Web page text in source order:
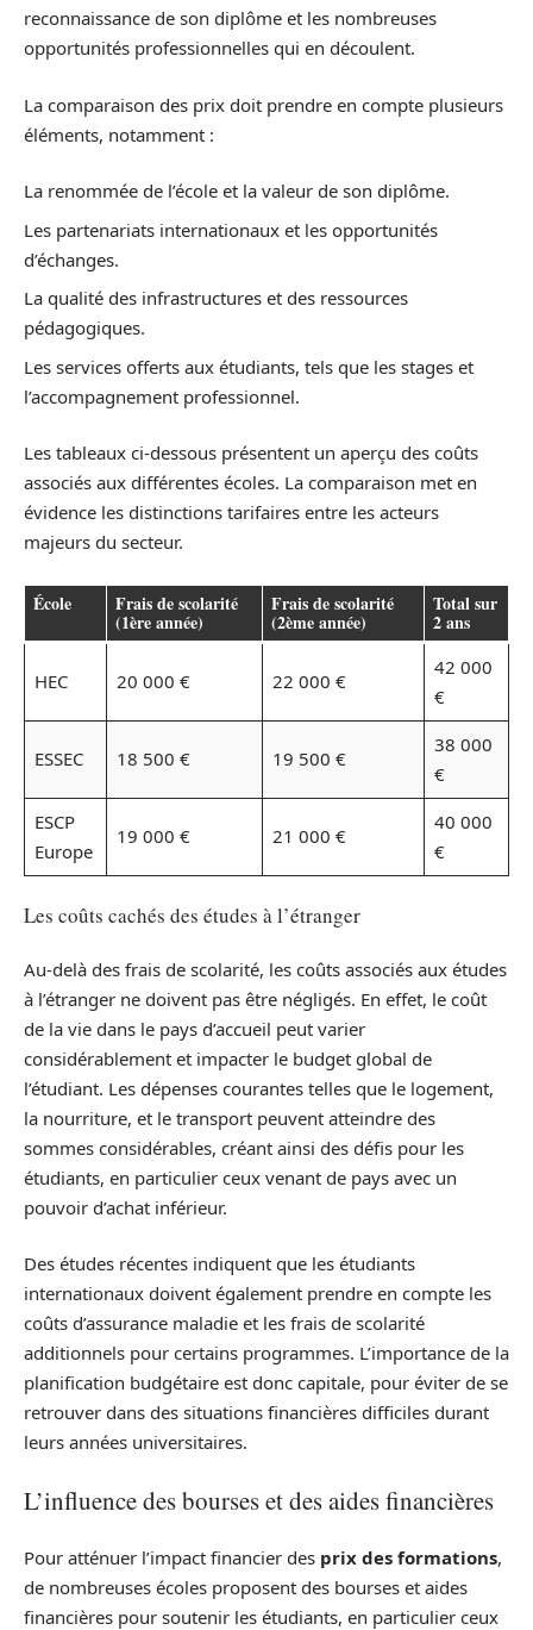
reconnaissance de son diplôme et les nombreuses
opportunités professionnelles qui en découlent.
La comparaison des prix doit prendre en compte plusieurs
éléments, notamment :
La renommée de l’école et la valeur de son diplôme.
Les partenariats internationaux et les opportunités
d’échanges.
La qualité des infrastructures et des ressources
pédagogiques.
Les services offerts aux étudiants, tels que les stages et
l’accompagnement professionnel.
Les tableaux ci-dessous présentent un aperçu des coûts
associés aux différentes écoles. La comparaison met en
évidence les distinctions tarifaires entre les acteurs
majeurs du secteur.
École Frais de scolarité
(1ère année)
Frais de scolarité
(2ème année)
Total sur
2 ans
HEC 20 000 € 22 000 €
42 000
€
ESSEC 18 500 € 19 500 €
38 000
€
ESCP
Europe
19 000 € 21 000 €
40 000
€
Les coûts cachés des études à l’étranger
Au-delà des frais de scolarité, les coûts associés aux études
à l’étranger ne doivent pas être négligés. En effet, le coût
de la vie dans le pays d’accueil peut varier
considérablement et impacter le budget global de
l’étudiant. Les dépenses courantes telles que le logement,
la nourriture, et le transport peuvent atteindre des
sommes considérables, créant ainsi des défis pour les
étudiants, en particulier ceux venant de pays avec un
pouvoir d’achat inférieur.
Des études récentes indiquent que les étudiants
internationaux doivent également prendre en compte les
coûts d’assurance maladie et les frais de scolarité
additionnels pour certains programmes. L’importance de la
planification budgétaire est donc capitale, pour éviter de se
retrouver dans des situations financières difficiles durant
leurs années universitaires.
L’influence des bourses et des aides financières
Pour atténuer l’impact financier des prix des formations,
de nombreuses écoles proposent des bourses et aides
financières pour soutenir les étudiants, en particulier ceux